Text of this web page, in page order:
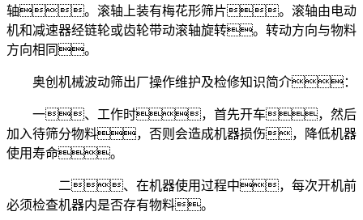
轴。滚轴上装有梅花形筛片。滚轴由电动
机和减速器经链轮或齿轮带动滚轴旋转。转动方向与物料
方向相同。
奥创机械波动筛出厂操作维护及检修知识简介：
一、工作时，首先开车，然后
加入待筛分物料，否则会造成机器损伤，降低机器
使用寿命。
二、在机器使用过程中，每次开机前
必须检查机器内是否存有物料。